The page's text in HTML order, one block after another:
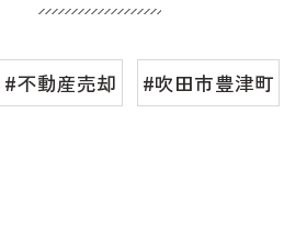
#不動産売却 #吹田市豊津町